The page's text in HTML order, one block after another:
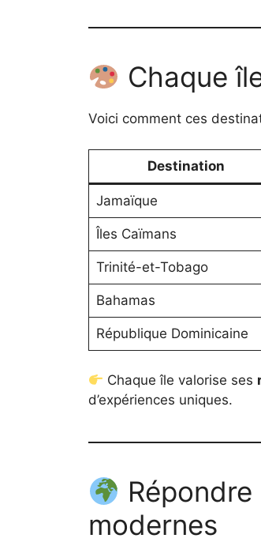
Chaque
Voici comment ces
Destination
Jamaïque
Îles Caïmans
Trinité-et-Tobago
Bahamas
République Dominicaine
Chaque île valorise ses
d’expériences uniques.
modernes